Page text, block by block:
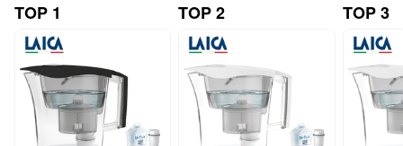
TOP 1
TOP 2 TOP 3